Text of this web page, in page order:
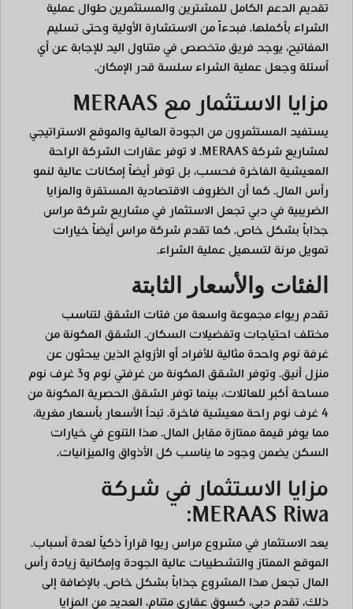
تقديم الدعم الكامل للمشترين والمستثمرين طوال عملية
الشراء بأكملها. فبدءاً من الاستشارة الأولية وحتى تسليم
المفاتيح، يوجد فريق متخصص في متناول اليد للإجابة عن أي
أسئلة وجعل عملية الشراء سلسة قدر الإمكان.
مزايا الاستثمار مع MERAAS
يستفيد المستثمرون من الجودة العالية والموقع الاستراتيجي
لمشاريع شركة MERAAS. لا توفر عقارات الشركة الراحة
المعيشية الفاخرة فحسب، بل توفر أيضاً إمكانات عالية لنمو
رأس المال. كما أن الظروف الاقتصادية المستقرة والمزايا
الضريبية في دبي تجعل الاستثمار في مشاريع شركة مراس
جذاباً بشكل خاص. كما تقدم شركة مراس أيضاً خيارات
تمويل مرنة لتسهيل عملية الشراء.
الفئات والأسعار الثابتة
تقدم ريواء مجموعة واسعة من فئات الشقق لتناسب
مختلف احتياجات وتفضيلات السكان. الشقق المكونة من
غرفة نوم واحدة مثالية للأفراد أو الأزواج الذين يبحثون عن
منزل أنيق. وتوفر الشقق المكونة من غرفتي نوم و3 غرف نوم
مساحة أكبر للعائلات، بينما توفر الشقق الحصرية المكونة من
4 غرف نوم راحة معيشية فاخرة. تبدأ الأسعار بأسعار مغرية،
مما يوفر قيمة ممتازة مقابل المال. هذا التنوع في خيارات
السكن يضمن وجود ما يناسب كل الأذواق والميزانيات.
مزايا الاستثمار في شركة
MERAAS Riwa:
يعد الاستثمار في مشروع مراس ريوا قراراً ذكياً لعدة أسباب.
الموقع الممتاز والتشطيبات عالية الجودة وإمكانية زيادة رأس
المال تجعل هذا المشروع جذاباً بشكل خاص. بالإضافة إلى
ذلك، تقدم دبي، كسوق عقاري متنامٍ، العديد من المزايا